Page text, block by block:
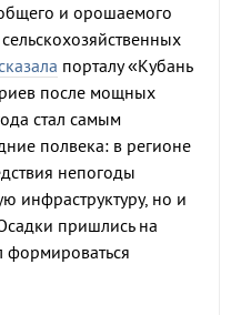
и орошаемого
порталу «Кубань
после мощных
стал самым
полвека: в регионе
непогоды
инфраструктуру, но и
пришлись на
формироваться